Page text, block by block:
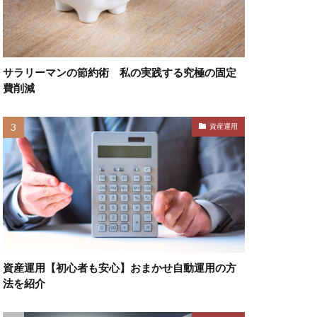
サラリーマンの節約術 私の実践する究極の固定
費削減
資産運用
資産運用【初心者も安心】おまかせ自動運用の方
法を紹介